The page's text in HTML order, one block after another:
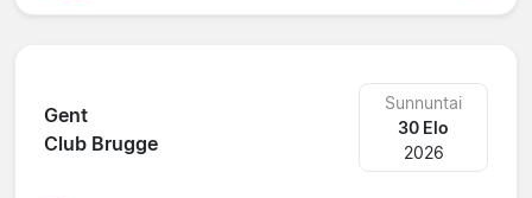
Gent
Club Brugge
Sunnuntai
30 Elo
2026